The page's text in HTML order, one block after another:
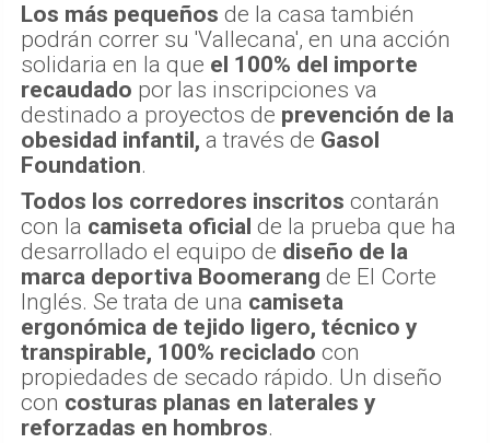
Los más pequeños de la casa también
podrán correr su 'Vallecana', en una acción
solidaria en la que el 100% del importe
recaudado por las inscripciones va
destinado a proyectos de prevención de la
obesidad infantil, a través de Gasol
Foundation.
Todos los corredores inscritos contarán
con la camiseta oficial de la prueba que ha
desarrollado el equipo de diseño de la
marca deportiva Boomerang de El Corte
Inglés. Se trata de una camiseta
ergonómica de tejido ligero, técnico y
transpirable, 100% reciclado con
propiedades de secado rápido. Un diseño
con costuras planas en laterales y
reforzadas en hombros.